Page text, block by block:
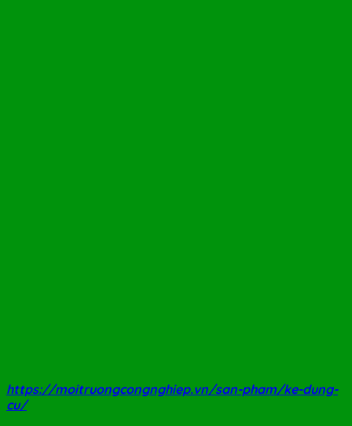
https://moitruongcongnghiep.vn/san-pham/ke-dung-
cu/